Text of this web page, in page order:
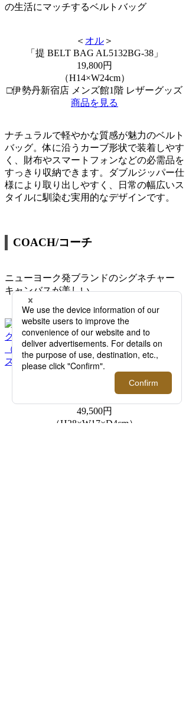
の生活にマッチするベルトバッグ
＜ オル ＞
「提 BELT BAG AL5132BG-38」
19,800円
（H14×W24cm）
□伊勢丹新宿店 メンズ館1階 レザーグッズ
商品を見る
ナチュラルで軽やかな質感が魅力のベルト
バッグ。体に沿うカーブ形状で装着しやす
く、財布やスマートフォンなどの必需品を
すっきり収納できます。ダブルジッパー仕
様により取り出しやすく、日常の幅広いス
タイルに馴染む実用的なデザインです。
COACH/コーチ
ニューヨーク発ブランドのシグネチャー
キャンバスが美しい
＞
「フェリックス スリング バッグ・シグネ
49,500円
（H28×W17×D4cm）